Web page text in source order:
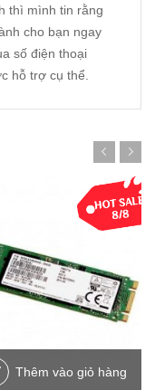
thì mình tin rằng
cho bạn ngay
số điện thoại
hỗ trợ cụ thể.
Thêm vào giỏ hàng